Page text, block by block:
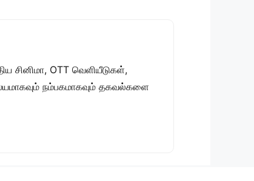
சினிமா, OTT வெளியீடுகள்,
நம்பகமாகவும் தகவல்களை